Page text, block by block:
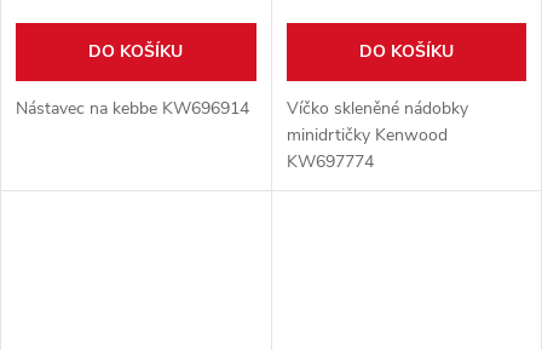
DO KOŠÍKU
Nástavec na kebbe KW696914
DO KOŠÍKU
Víčko skleněné nádobky
minidrtičky Kenwood
KW697774